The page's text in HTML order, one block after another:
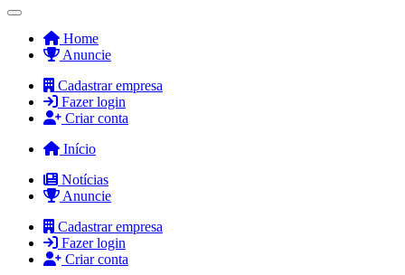
Home
Anuncie
Cadastrar empresa
Fazer login
Criar conta
Início
Notícias
Anuncie
Cadastrar empresa
Fazer login
Criar conta